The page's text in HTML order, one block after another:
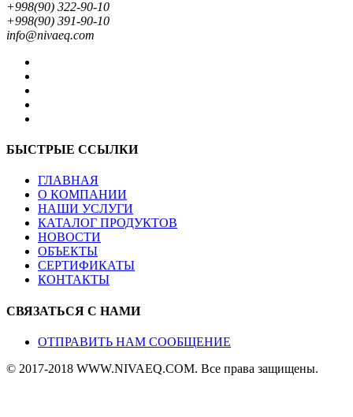
+998(90) 322-90-10
+998(90) 391-90-10
info@nivaeq.com
БЫСТРЫЕ ССЫЛКИ
ГЛАВНАЯ
О КОМПАНИИ
НАШИ УСЛУГИ
КАТАЛОГ ПРОДУКТОВ
НОВОСТИ
ОБЪЕКТЫ
СЕРТИФИКАТЫ
КОНТАКТЫ
СВЯЗАТЬСЯ С НАМИ
ОТПРАВИТЬ НАМ СООБЩЕНИЕ
© 2017-2018 WWW.NIVAEQ.COM. Все права защищены.